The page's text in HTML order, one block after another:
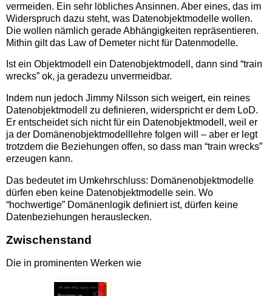
vermeiden. Ein sehr löbliches Ansinnen. Aber eines, das im
Widerspruch dazu steht, was Datenobjektmodelle wollen.
Die wollen nämlich gerade Abhängigkeiten repräsentieren.
Mithin gilt das Law of Demeter nicht für Datenmodelle.
Ist ein Objektmodell ein Datenobjektmodell, dann sind “train
wrecks” ok, ja geradezu unvermeidbar.
Indem nun jedoch Jimmy Nilsson sich weigert, ein reines
Datenobjektmodell zu definieren, widerspricht er dem LoD.
Er entscheidet sich nicht für ein Datenobjektmodell, weil er
ja der Domänenobjektmodelllehre folgen will – aber er legt
trotzdem die Beziehungen offen, so dass man “train wrecks”
erzeugen kann.
Das bedeutet im Umkehrschluss: Domänenobjektmodelle
dürfen eben keine Datenobjektmodelle sein. Wo
“hochwertige” Domänenlogik definiert ist, dürfen keine
Datenbeziehungen herauslecken.
Zwischenstand
Die in prominenten Werken wie